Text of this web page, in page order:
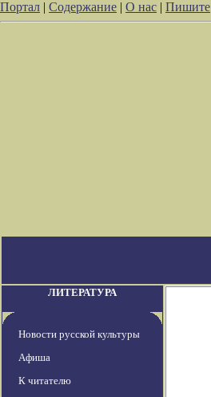
Портал | Содержание | О нас | Пишите
ЛИТЕРАТУРА
Новости русской культуры
Афиша
К читателю